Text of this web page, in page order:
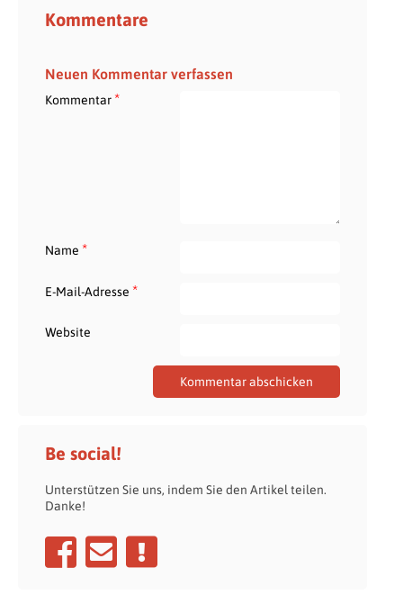
Kommentare
Neuen Kommentar verfassen
Kommentar*
Name *
E-Mail-Adresse *
Website
Be social!
Unterstützen Sie uns, indem Sie den Artikel teilen.
Danke!